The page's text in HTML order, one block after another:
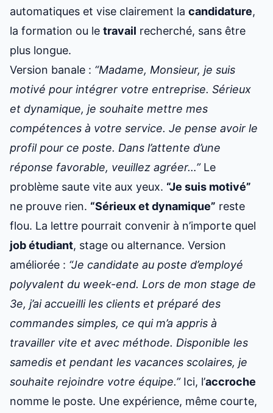
automatiques et vise clairement la candidature,
la formation ou le travail recherché, sans être
plus longue.
Version banale : “Madame, Monsieur, je suis
motivé pour intégrer votre entreprise. Sérieux
et dynamique, je souhaite mettre mes
compétences à votre service. Je pense avoir le
profil pour ce poste. Dans l’attente d’une
réponse favorable, veuillez agréer…”Le
problème saute vite aux yeux. “Je suis motivé”
ne prouve rien. “Sérieux et dynamique” reste
flou. La lettre pourrait convenir à n’importe quel
job étudiant, stage ou alternance. Version
améliorée : “Je candidate au poste d’employé
polyvalent du week-end. Lors de mon stage de
3e, j’ai accueilli les clients et préparé des
commandes simples, ce qui m’a appris à
travailler vite et avec méthode. Disponible les
samedis et pendant les vacances scolaires, je
souhaite rejoindre votre équipe.”Ici, l’accroche
nomme le poste. Une expérience, même courte,